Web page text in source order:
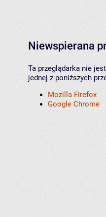
Niewspierana
Ta przeglądarka nie
jednej z poniższych
Mozilla Firefox
Google Chrome